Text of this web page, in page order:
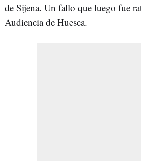
de Sijena. Un fallo que luego fue
Audiencia de Huesca.